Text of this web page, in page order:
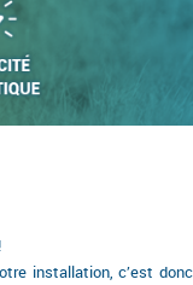
installation, c’est donc